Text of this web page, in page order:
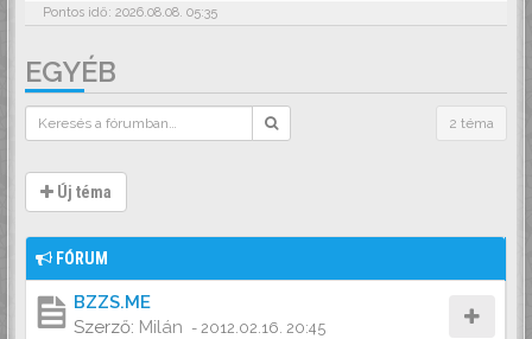
Pontos idő: 2026.08.08. 05:35
EGYÉB
2 téma
Új téma
FÓRUM
BZZS.ME
Szerző: Milán - 2012.02.16. 20:45